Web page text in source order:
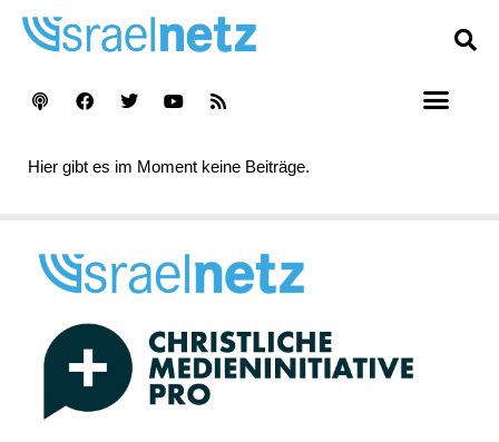
Hier gibt es im Moment keine Beiträge.